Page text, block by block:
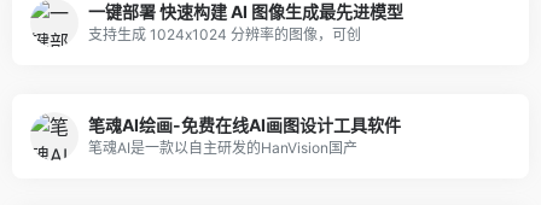
一键部署 快速构建 AI 图像生成最先进模型
支持生成 1024x1024 分辨率的图像，可创
笔魂AI绘画-免费在线AI画图设计工具软件
笔魂AI是一款以自主研发的HanVision国产